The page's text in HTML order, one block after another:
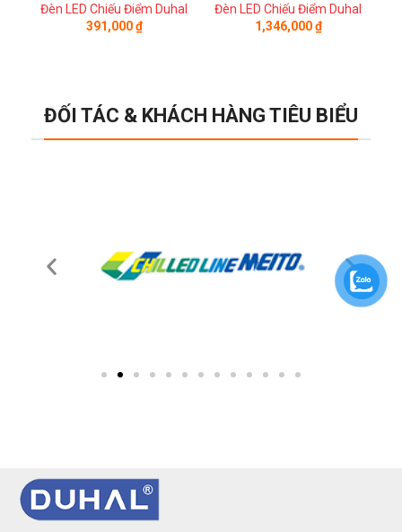
Đèn LED Chiếu Điểm Duhal
391,000₫
Đèn LED Chiếu Điểm Duhal
1,346,000₫
ĐỐI TÁC & KHÁCH HÀNG TIÊU BIỂU